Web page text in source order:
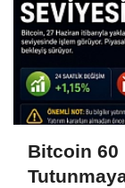
Bitcoin 60